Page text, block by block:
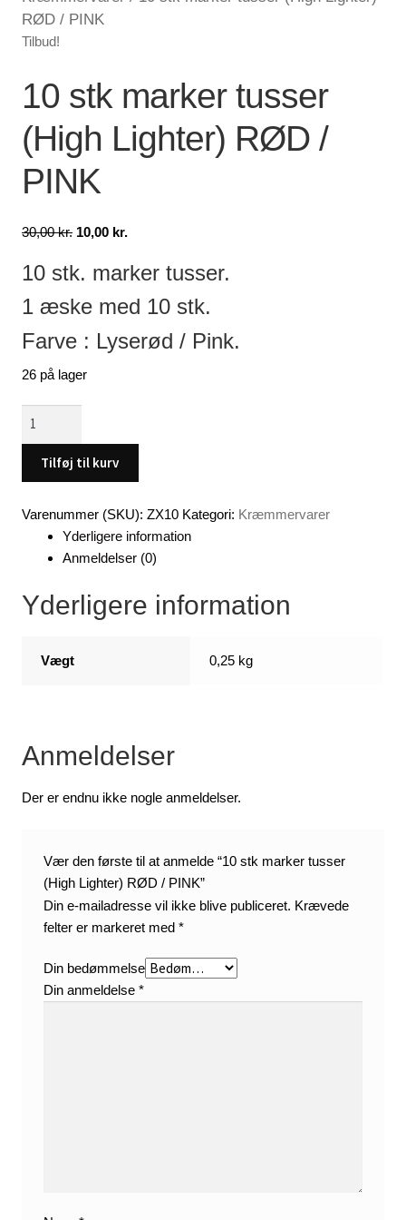
Lagersalg
Min Konto
Glemt adgangskode
RØD / PINK
Tilbud!
10 stk marker tusser
(High Lighter) RØD /
PINK
30,00kr. Den
pris
30,00 kr..
10,00 kr.
pris
er:
10,00 kr..
10 stk. marker tusser.
1 æske med 10 stk.
Farve : Lyserød / Pink.
26 på lager
marker
tusser
Lighter)
antal
Tilføj til kurv
Varenummer (SKU):ZX10 Kategori: Kræmmervarer
Yderligere information
Anmeldelser (0)
Yderligere information
Vægt 0,25 kg
Anmeldelser
Der er endnu ikke nogle anmeldelser.
Vær den første til at anmelde “10 stk marker tusser
(High Lighter) RØD / PINK”
Din e-mailadresse vil ikke blive publiceret. Krævede
felter er markeret med*
Din bedømmelse
Din anmeldelse*